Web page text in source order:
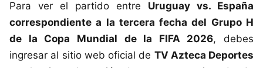
Para ver el partido entre Uruguay vs. España
correspondiente a la tercera fecha del Grupo H
de la Copa Mundial de la FIFA 2026, debes
ingresar al sitio web oficial de TV Azteca Deportes